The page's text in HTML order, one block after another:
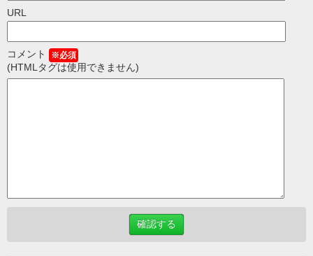
URL
コメント ※必須
(HTMLタグは使用できません)